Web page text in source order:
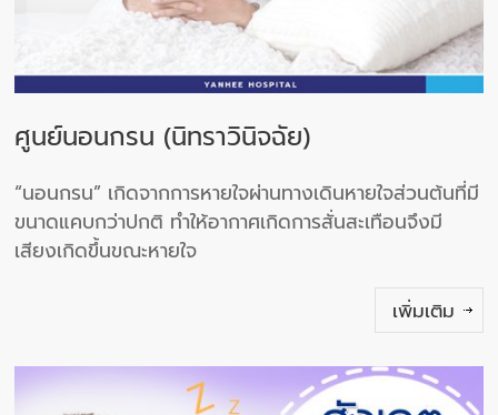
ศูนย์นอนกรน (นิทราวินิจฉัย)
“นอนกรน” เกิดจากการหายใจผ่านทางเดินหายใจส่วนต้นที่มี
ขนาดแคบกว่าปกติ ทำให้อากาศเกิดการสั่นสะเทือนจึงมี
เสียงเกิดขึ้นขณะหายใจ
เพิ่มเติม